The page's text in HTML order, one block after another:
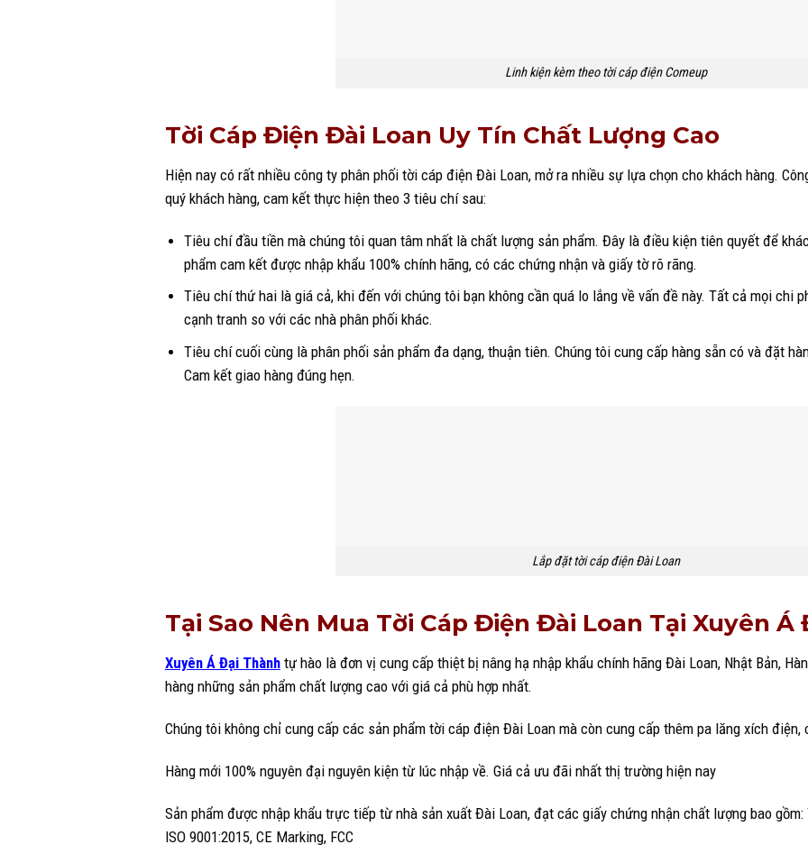
Linh kiện kèm theo tời cáp điện Comeup
Tời Cáp Điện Đài Loan Uy Tín Chất Lượng Cao
Hiện nay có rất nhiều công ty phân phối tời cáp điện Đài Loan, mở ra nhiều sự lựa chọn cho khách hàng.
quý khách hàng, cam kết thực hiện theo 3 tiêu chí sau:
Tiêu chí đầu tiền mà chúng tôi quan tâm nhất là chất lượng sản phẩm. Đây là điều kiện tiên quyết để
phẩm cam kết được nhập khẩu 100% chính hãng, có các chứng nhận và giấy tờ rõ rãng.
Tiêu chí thứ hai là giá cả, khi đến với chúng tôi bạn không cần quá lo lắng về vấn đề này. Tất cả mọi chi
cạnh tranh so với các nhà phân phối khác.
Tiêu chí cuối cùng là phân phối sản phẩm đa dạng, thuận tiên. Chúng tôi cung cấp hàng sẵn có và đặt
Cam kết giao hàng đúng hẹn.
Lắp đặt tời cáp điện Đài Loan
Tại Sao Nên Mua Tời Cáp Điện Đài Loan Tại Xuyên Á
Xuyên Á Đại Thànhtự hào là đơn vị cung cấp thiệt bị nâng hạ nhập khẩu chính hãng Đài Loan, Nhật Bản,
hàng những sản phẩm chất lượng cao với giá cả phù hợp nhất.
Chúng tôi không chỉ cung cấp các sản phẩm tời cáp điện Đài Loan mà còn cung cấp thêm pa lăng xích điện,
Hàng mới 100% nguyên đại nguyên kiện từ lúc nhập về. Giá cả ưu đãi nhất thị trường hiện nay
Sản phẩm được nhập khẩu trực tiếp từ nhà sản xuất Đài Loan, đạt các giấy chứng nhận chất lượng bao
ISO 9001:2015, CE Marking, FCC